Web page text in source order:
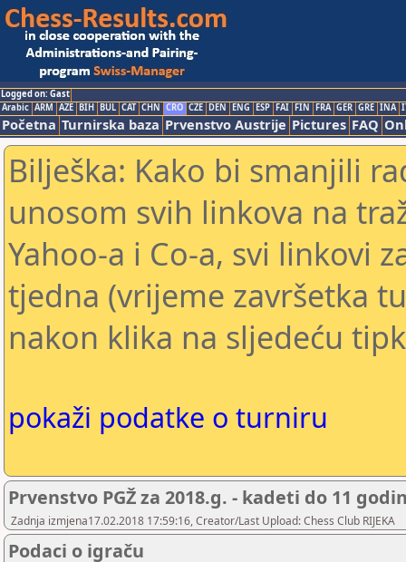
Logged on: Gast
Arabic ARM AZE BIH BUL CAT CHN CRO CZE DEN ENG ESP FAI FIN FRA GER GRE INA
Početna Turnirska baza Prvenstvo Austrije Pictures FAQ
Bilješka: Kako bi smanjili
unosom svih linkova na
Yahoo-a i Co-a, svi linkovi
tjedna (vrijeme završetka
nakon klika na sljedeću
pokaži podatke o turniru
Prvenstvo PGŽ za 2018.g. - kadeti do 11
Zadnja izmjena17.02.2018 17:59:16, Creator/Last Upload: Chess Club RIJEKA
Podaci o igraču